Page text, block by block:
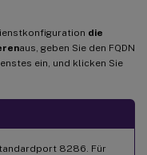
die
aus, geben Sie den FQDN
ein, und klicken Sie
8286. Für